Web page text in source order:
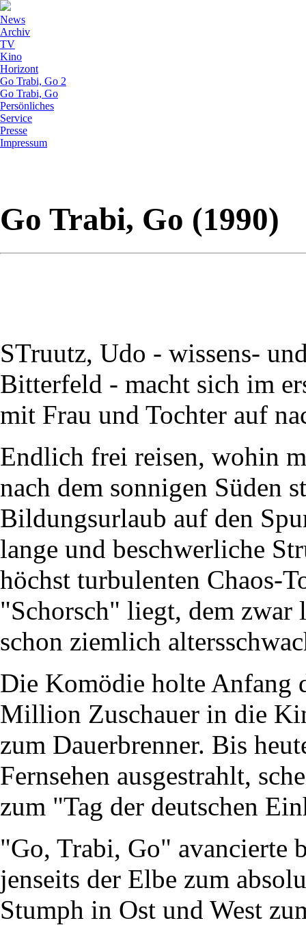
News
Archiv
TV
Kino
Horizont
Go Trabi, Go 2
Go Trabi, Go
Persönliches
Service
Presse
Impressum
Go Trabi, Go (1990)
STruutz, Udo - wissens-
Bitterfeld - macht sich im
mit Frau und Tochter auf
Endlich frei reisen, wohin
nach dem sonnigen Süden
Bildungsurlaub auf den
lange und beschwerliche
höchst turbulenten Chaos-
"Schorsch" liegt, dem zwar
schon ziemlich
Die Komödie holte Anfang
Million Zuschauer in die
zum Dauerbrenner. Bis
Fernsehen ausgestrahlt,
zum "Tag der deutschen
"Go, Trabi, Go" avancierte
jenseits der Elbe zum
Stumph in Ost und West